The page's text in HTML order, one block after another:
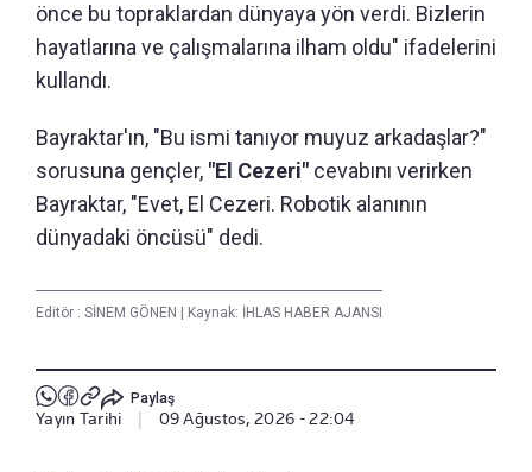
önce bu topraklardan dünyaya yön verdi. Bizlerin
hayatlarına ve çalışmalarına ilham oldu" ifadelerini
kullandı.
Bayraktar'ın, "Bu ismi tanıyor muyuz arkadaşlar?"
sorusuna gençler, "El Cezeri" cevabını verirken
Bayraktar, "Evet, El Cezeri. Robotik alanının
dünyadaki öncüsü" dedi.
Editör : SİNEM GÖNEN Kaynak: İHLAS HABER AJANSI
Paylaş
Yayın Tarihi 09 Ağustos, 2026 - 22:04